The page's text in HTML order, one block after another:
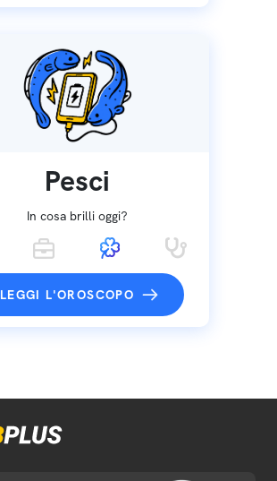
Pesci
In cosa brilli oggi?
LEGGI L'OROSCOPO